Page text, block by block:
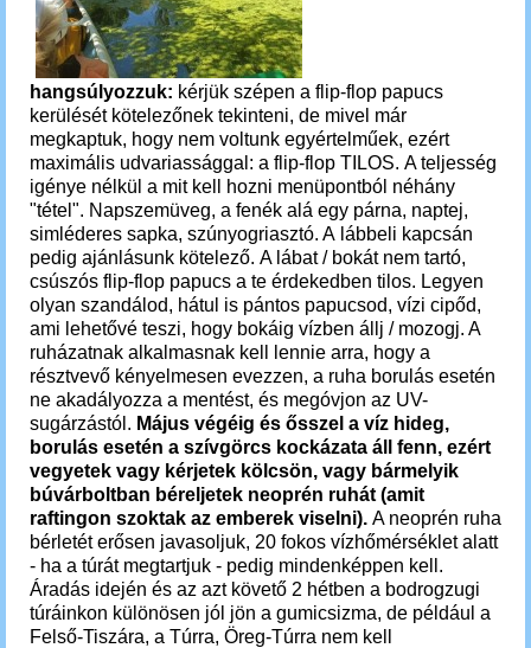
hangsúlyozzuk: kérjük szépen a flip-flop papucs
kerülését kötelezőnek tekinteni, de mivel már
megkaptuk, hogy nem voltunk egyértelműek, ezért
maximális udvariassággal: a flip-flop TILOS. A teljesség
igénye nélkül a mit kell hozni menüpontból néhány
"tétel". Napszemüveg, a fenék alá egy párna, naptej,
simléderes sapka, szúnyogriasztó. A lábbeli kapcsán
pedig ajánlásunk kötelező. A lábat / bokát nem tartó,
csúszós flip-flop papucs a te érdekedben tilos. Legyen
olyan szandálod, hátul is pántos papucsod, vízi cipőd,
ami lehetővé teszi, hogy bokáig vízben állj / mozogj. A
ruházatnak alkalmasnak kell lennie arra, hogy a
résztvevő kényelmesen evezzen, a ruha borulás esetén
ne akadályozza a mentést, és megóvjon az UV-
sugárzástól. Május végéig és ősszel a víz hideg,
borulás esetén a szívgörcs kockázata áll fenn, ezért
vegyetek vagy kérjetek kölcsön, vagy bármelyik
búvárboltban béreljetek neoprén ruhát (amit
raftingon szoktak az emberek viselni). A neoprén ruha
bérletét erősen javasoljuk, 20 fokos vízhőmérséklet alatt
- ha a túrát megtartjuk - pedig mindenképpen kell.
Áradás idején és az azt követő 2 hétben a bodrogzugi
túráinkon különösen jól jön a gumicsizma, de például a
Felső-Tiszára, a Túrra, Öreg-Túrra nem kell